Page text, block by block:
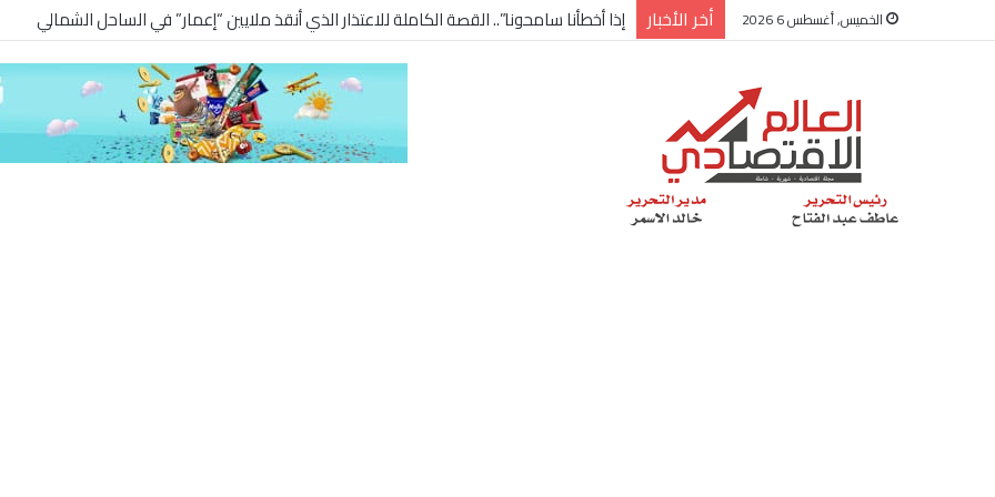
الخميس, أغسطس 6 2026 أخر الأخبار شركة “Scope Developments” تعلن تولي أحمد كمال عيسى منصب الرئيس التنفيذي للقطاع التجاري